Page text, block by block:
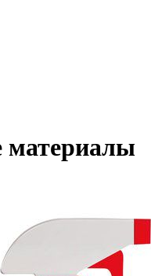
материалы